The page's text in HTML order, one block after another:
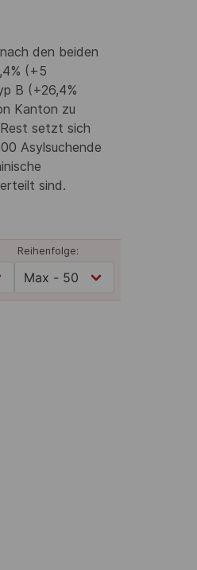
den beiden
(+5
B (+26,4%
Kanton zu
setzt sich
Asylsuchende
sind.
Reihenfolge: